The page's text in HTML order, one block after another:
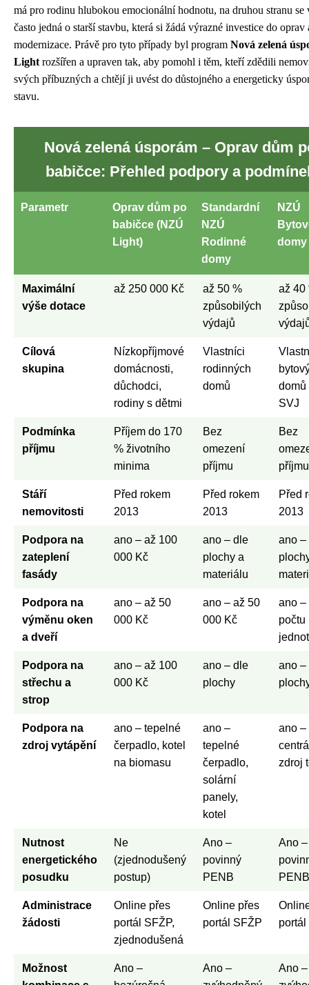
má pro rodinu hlubokou emocionální hodnotu, na druhou stranu se
často jedná o starší stavbu, která si žádá výrazné investice do oprav
modernizace. Právě pro tyto případy byl program Nová zelená
Light rozšířen a upraven tak, aby pomohl i těm, kteří zdědili
svých příbuzných a chtějí ji uvést do důstojného a energeticky
stavu.
Nová zelená úsporám – Oprav dům
babičce: Přehled podpory a
Parametr
Oprav dům po
babičce (NZÚ
Light)
Standardní
NZÚ
Rodinné
domy
NZÚ
domy
Maximální
výše dotace
až 250 000 Kč
až 50 %
způsobilých
výdajů
až 40
Cílová
skupina
Nízkopříjmové
domácnosti,
důchodci,
rodiny s dětmi
Vlastníci
rodinných
domů
domů
SVJ
Podmínka
příjmu
Příjem do 170
% životního
minima
Bez
omezení
příjmu
Bez
příjmu
Stáří
nemovitosti
Před rokem
2013
Před rokem
2013
Před
2013
Podpora na
zateplení
fasády
ano – až 100
000 Kč
ano – dle
plochy a
materiálu
ano –
Podpora na
výměnu oken
a dveří
ano – až 50
000 Kč
ano – až 50
000 Kč
ano –
počtu
Podpora na
střechu a
strop
ano – až 100
000 Kč
ano – dle
plochy
ano –
Podpora na
zdroj vytápění
ano – tepelné
čerpadlo, kotel
na biomasu
ano –
tepelné
čerpadlo,
solární
panely,
kotel
ano –
zdroj
Nutnost
energetického
posudku
Ne
(zjednodušený
postup)
Ano –
povinný
PENB
Ano –
PENB
Administrace
žádosti
Online přes
portál SFŽP,
zjednodušená
Online přes
portál SFŽP
Možnost
Ano –
Ano –
Ano –